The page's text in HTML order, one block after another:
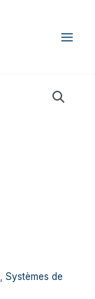
Menu
, Systèmes de